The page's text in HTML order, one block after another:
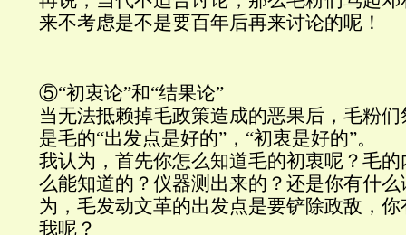
来不考虑是不是要百年后再来讨论的呢！
⑤“初衷论”和“结果论”
当无法抵赖掉毛政策造成的恶果后，毛粉们
是毛的“出发点是好的”，“初衷是好的”。
我认为，首先你怎么知道毛的初衷呢？毛
么能知道的？仪器测出来的？还是你有什
为，毛发动文革的出发点是要铲除政敌，
我呢？